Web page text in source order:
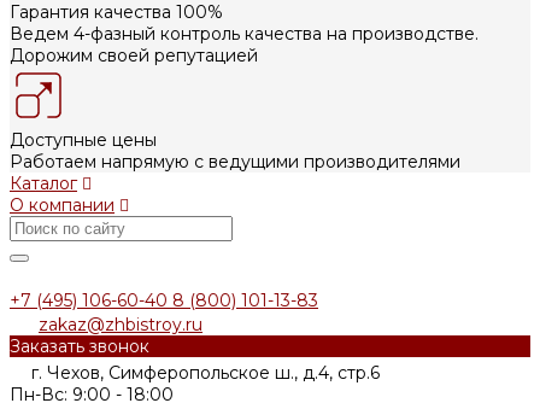
Гарантия качества 100%
Ведем 4-фазный контроль качества на производстве.
Дорожим своей репутацией
Доступные цены
Работаем напрямую с ведущими производителями
Каталог
О компании
+7 (495) 106-60-40 8 (800) 101-13-83
zakaz@zhbistroy.ru
Заказать звонок
г. Чехов, Симферопольское ш., д.4, стр.6
Пн-Вс: 9:00 - 18:00